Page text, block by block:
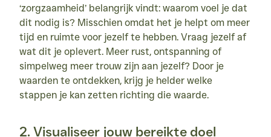
‘zorgzaamheid’ belangrijk vindt: waarom voel je dat
dit nodig is? Misschien omdat het je helpt om meer
tijd en ruimte voor jezelf te hebben. Vraag jezelf af
wat dit je oplevert. Meer rust, ontspanning of
simpelweg meer trouw zijn aan jezelf? Door je
waarden te ontdekken, krijg je helder welke
stappen je kan zetten richting die waarde.
2. Visualiseer jouw bereikte doel